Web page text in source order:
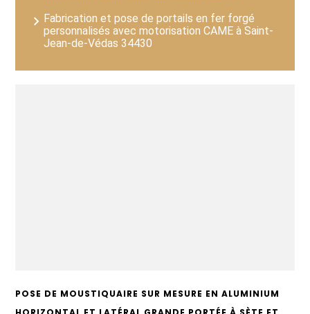
Fabrication et pose de portails en fer forgé
personnalisés avec motorisation CAME à Saint-
Jean-de-Védas 34430
POSE DE MOUSTIQUAIRE SUR MESURE EN ALUMINIUM